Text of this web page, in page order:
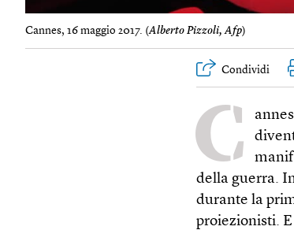
Cannes, 16 maggio 2017. (Alberto Pizzoli, Afp)
Condividi
C
della guerra.
durante la
proiezionisti.